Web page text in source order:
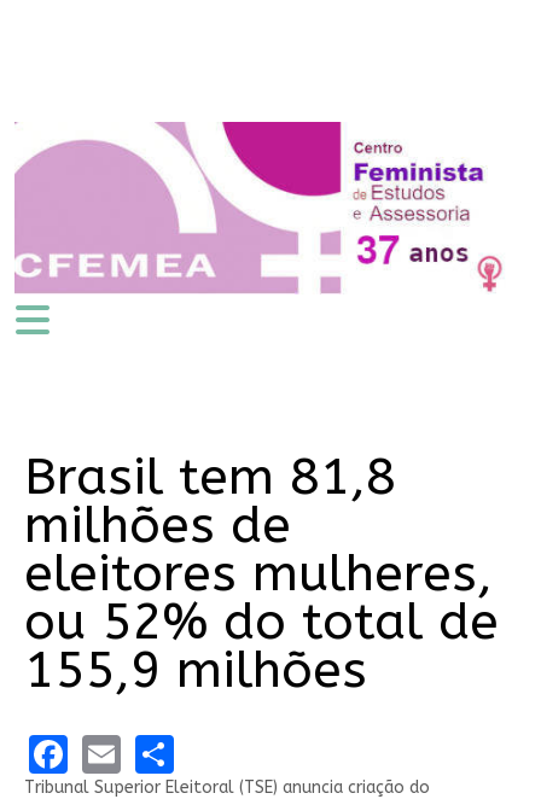
Brasil tem 81,8
milhões de
eleitores mulheres,
ou 52% do total de
155,9 milhões
Facebook
EmailShare
Tribunal Superior Eleitoral (TSE) anuncia criação do